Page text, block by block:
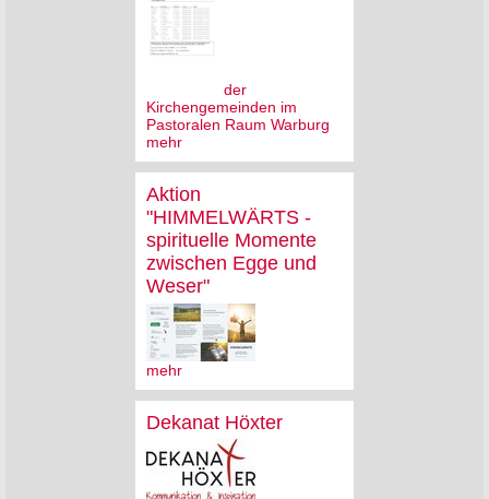
der
Kirchengemeinden im
Pastoralen Raum Warburg
mehr
Aktion
"HIMMELWÄRTS -
spirituelle Momente
zwischen Egge und
Weser"
mehr
Dekanat Höxter